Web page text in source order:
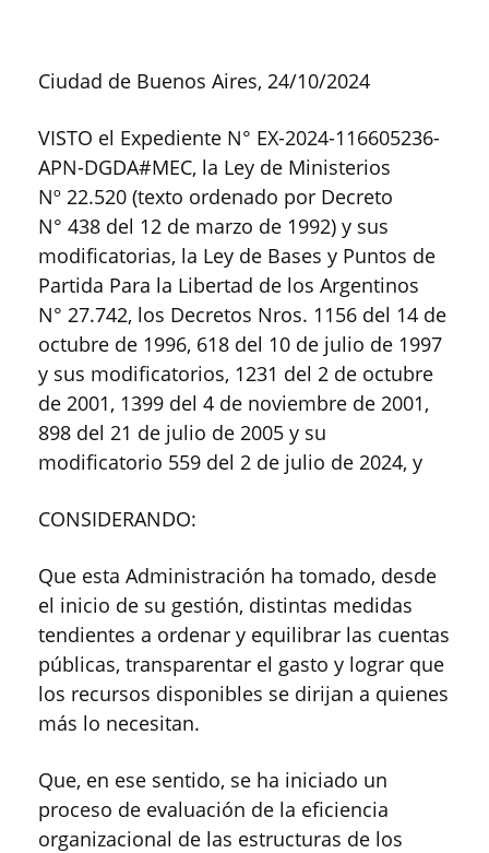
Ciudad de Buenos Aires, 24/10/2024
VISTO el Expediente N° EX-2024-116605236-
APN-DGDA#MEC, la Ley de Ministerios
Nº 22.520 (texto ordenado por Decreto
N° 438 del 12 de marzo de 1992) y sus
modificatorias, la Ley de Bases y Puntos de
Partida Para la Libertad de los Argentinos
N° 27.742, los Decretos Nros. 1156 del 14 de
octubre de 1996, 618 del 10 de julio de 1997
y sus modificatorios, 1231 del 2 de octubre
de 2001, 1399 del 4 de noviembre de 2001,
898 del 21 de julio de 2005 y su
modificatorio 559 del 2 de julio de 2024, y
CONSIDERANDO:
Que esta Administración ha tomado, desde
el inicio de su gestión, distintas medidas
tendientes a ordenar y equilibrar las cuentas
públicas, transparentar el gasto y lograr que
los recursos disponibles se dirijan a quienes
más lo necesitan.
Que, en ese sentido, se ha iniciado un
proceso de evaluación de la eficiencia
organizacional de las estructuras de los